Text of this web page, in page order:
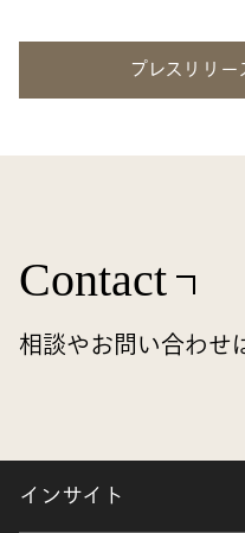
プレスリリ
Contact
相談やお問い合わせ
インサイト